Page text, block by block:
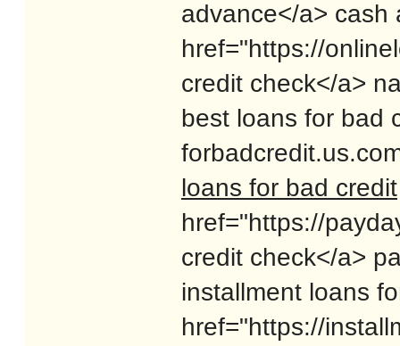
advance</a>
href="https://
credit check</a>
best loans for bad
loans for bad credit
href="https://
credit check</a>
installment loans
href="https://